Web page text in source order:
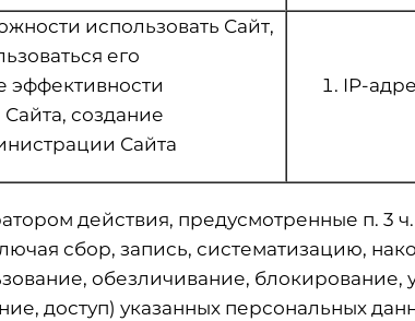
использовать Сайт,
его
эффективности
создание
Сайта
IP-
действия, предусмотренные п. 3 ч.
сбор, запись, систематизацию,
обезличивание, блокирование,
доступ) указанных персональных